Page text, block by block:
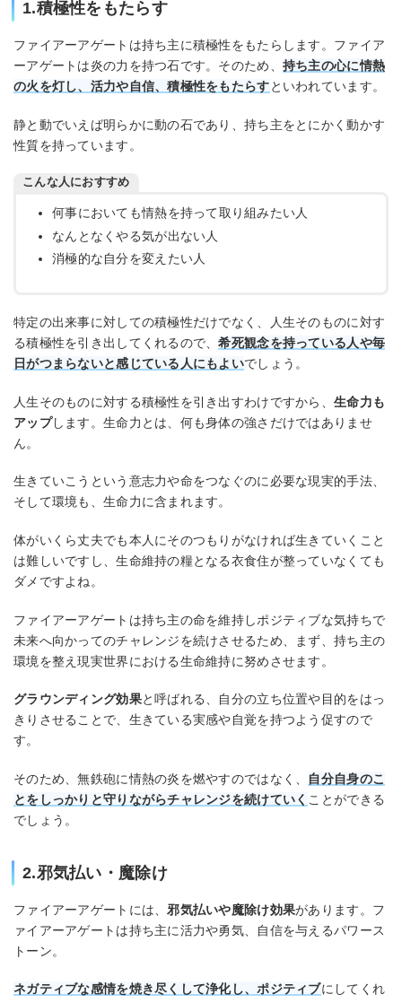
1.積極性をもたらす
ファイアーアゲートは持ち主に積極性をもたらします。ファイア
ーアゲートは炎の力を持つ石です。そのため、 持ち主の心に情熱
の火を灯し、活力や自信、積極性をもたらすといわれています。
静と動でいえば明らかに動の石であり、持ち主をとにかく動かす
性質を持っています。
こんな人におすすめ
何事においても情熱を持って取り組みたい人
なんとなくやる気が出ない人
消極的な自分を変えたい人
特定の出来事に対しての積極性だけでなく、人生そのものに対す
る積極性を引き出してくれるので、希死観念を持っている人や毎
日がつまらないと感じている人にもよいでしょう。
人生そのものに対する積極性を引き出すわけですから、 生命力も
アップします。生命力とは、何も身体の強さだけではありませ
ん。
生きていこうという意志力や命をつなぐのに必要な現実的手法、
そして環境も、生命力に含まれます。
体がいくら丈夫でも本人にそのつもりがなければ生きていくこと
は難しいですし、生命維持の糧となる衣食住が整っていなくても
ダメですよね。
ファイアーアゲートは持ち主の命を維持しポジティブな気持ちで
未来へ向かってのチャレンジを続けさせるため、まず、持ち主の
環境を整え現実世界における生命維持に努めさせます。
グラウンディング効果と呼ばれる、自分の立ち位置や目的をはっ
きりさせることで、生きている実感や自覚を持つよう促すので
す。
そのため、無鉄砲に情熱の炎を燃やすのではなく、 自分自身のこ
とをしっかりと守りながらチャレンジを続けていく ことができる
でしょう。
2.邪気払い・魔除け
ファイアーアゲートには、邪気払いや魔除け効果があります。フ
ァイアーアゲートは持ち主に活力や勇気、自信を与えるパワース
トーン。
ネガティブな感情を焼き尽くして浄化し、ポジティブにしてくれ